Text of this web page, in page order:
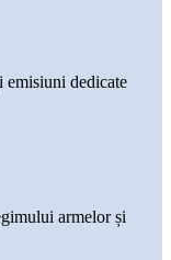
emisiuni dedicate
armelor și